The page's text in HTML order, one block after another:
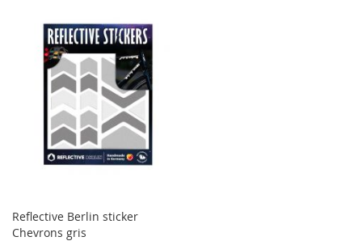
Reflective Berlin sticker
Chevrons gris